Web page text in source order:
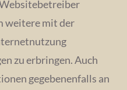
weitere mit der
zu erbringen. Auch
gegebenenfalls an